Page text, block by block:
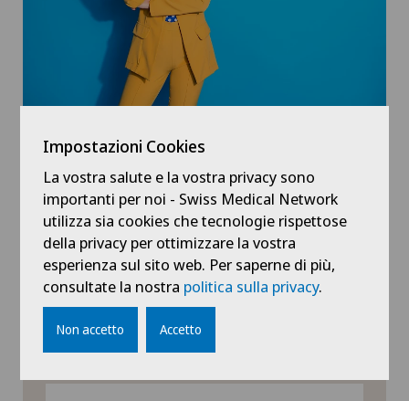
Una visione finalmente
chiara
Scoprite la libertà di vivere senza occhiali né
lenti a contatto e godetevi una visione nitida
in ogni situazione.
Prenota oggi stesso il tuo test di idoneità e
tua vita senza ausili visivi.
Impostazioni Cookies
La vostra salute e la vostra privacy sono
importanti per noi - Swiss Medical Network
utilizza sia cookies che tecnologie rispettose
della privacy per ottimizzare la vostra
esperienza sul sito web. Per saperne di più,
consultate la nostra politica sulla privacy.
Non accetto Accetto